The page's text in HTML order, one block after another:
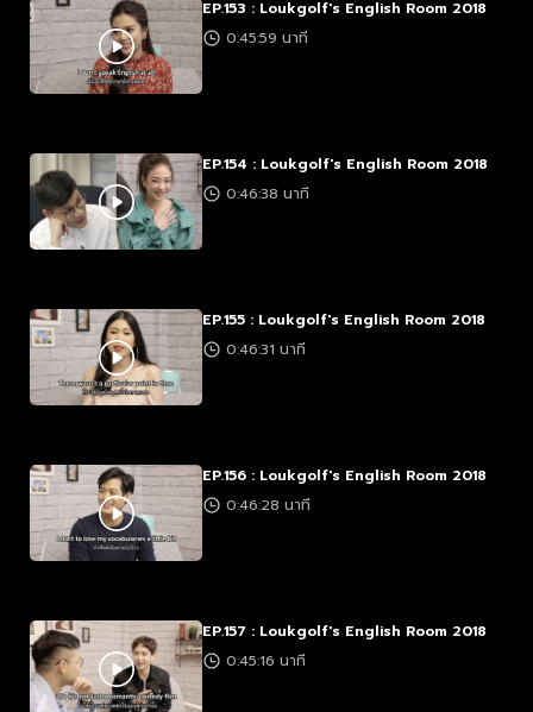
EP.153 : Loukgolf's English Room 2018
0:45:59 นาที
EP.154 : Loukgolf's English Room 2018
0:46:38 นาที
EP.155 : Loukgolf's English Room 2018
0:46:31 นาที
EP.156 : Loukgolf's English Room 2018
0:46:28 นาที
EP.157 : Loukgolf's English Room 2018
0:45:16 นาที